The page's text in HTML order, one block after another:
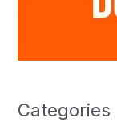
Categories